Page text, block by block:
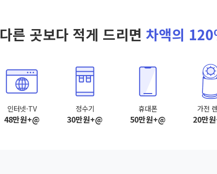
다른 곳보다 적게 드리면 차액의
인터넷·TV
48만원+@
정수기
30만원+@
휴대폰
50만원+@
가전
20만